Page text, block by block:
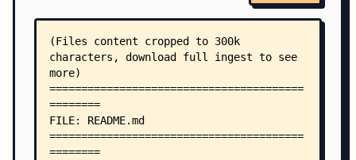
    │   │   ├── Nuke 5 Migration Guide.md
    │   │   ├── Nuke 6 Migration Guide.md
    │   │   ├── Nuke 7 Migration Guide.md
    │   │   ├── Nuke 8 Migration Guide.md
    │   │   └── Nuke 9 Migration Guide.md
    │   ├── Nuke.docc/
    │   │   ├── Nuke.md
    │   │   ├── Customization/
    │   │   │   ├── ImageFormats/
    │   │   │   │   ├── image-decoding.md